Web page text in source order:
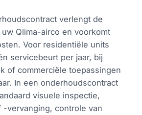
verlengt de
Qlima-airco en voorkomt
Voor residentiële units
servicebeurt per jaar, bij
of commerciële toepassingen
In een onderhoudscontract
visuele inspectie,
vervanging, controle van